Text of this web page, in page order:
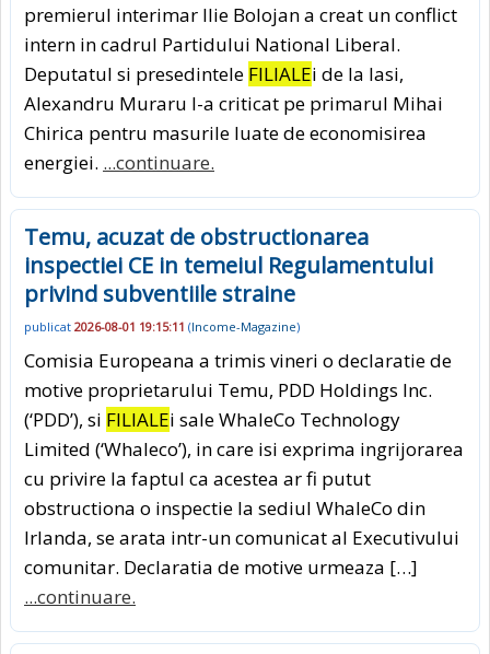
premierul interimar Ilie Bolojan a creat un conflict
intern in cadrul Partidului National Liberal.
Deputatul si presedintele FILIALEi de la Iasi,
Alexandru Muraru l-a criticat pe primarul Mihai
Chirica pentru masurile luate de economisirea
energiei. ...continuare.
Temu, acuzat de obstructionarea
inspectiei CE in temeiul Regulamentului
privind subventiile straine
publicat 2026-08-01 19:15:11 (Income-Magazine)
Comisia Europeana a trimis vineri o declaratie de
motive proprietarului Temu, PDD Holdings Inc.
(‘PDD’), si FILIALEi sale WhaleCo Technology
Limited (‘Whaleco’), in care isi exprima ingrijorarea
cu privire la faptul ca acestea ar fi putut
obstructiona o inspectie la sediul WhaleCo din
Irlanda, se arata intr-un comunicat al Executivului
comunitar. Declaratia de motive urmeaza […]
...continuare.